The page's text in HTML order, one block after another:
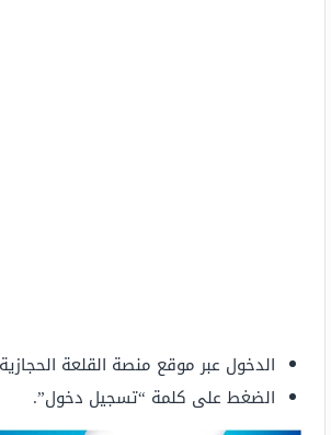
الدخول عبر موقع منصة القلعة
الضغط على كلمة “تسجيل دخول”.